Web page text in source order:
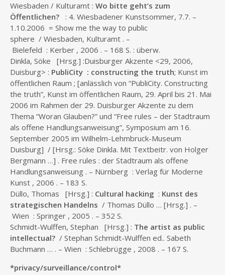
Wiesbaden / Kulturamt : Wo bitte geht’s zum
Öffentlichen? : 4. Wiesbadener Kunstsommer, 7.7. –
1.10.2006 = Show me the way to public
sphere / Wiesbaden, Kulturamt . –
Bielefeld : Kerber , 2006 . – 168 S. : überw.
Dinkla, Söke [Hrsg.] :Duisburger Akzente <29, 2006,
Duisburg> : PubliCity : constructing the truth; Kunst im
öffentlichen Raum ; [anlässlich von “PubliCity. Constructing
the truth”, Kunst im öffentlichen Raum, 29. April bis 21. Mai
2006 im Rahmen der 29. Duisburger Akzente zu dem
Thema “Woran Glauben?” und “Free rules – der Stadtraum
als offene Handlungsanweisung”, Symposium am 16.
September 2005 im Wilhelm-Lehmbruck-Museum
Duisburg] / [Hrsg.: Söke Dinkla. Mit Textbeitr. von Holger
Bergmann …] . Free rules : der Stadtraum als offene
Handlungsanweisung . – Nürnberg : Verlag für Moderne
Kunst , 2006 . – 183 S.
Düllo, Thomas [Hrsg.] : Cultural hacking : Kunst des
strategischen Handelns / Thomas Düllo … [Hrsg.] . –
Wien : Springer , 2005 . – 352 S.
Schmidt-Wulffen, Stephan [Hrsg.] : The artist as public
intellectual? / Stephan Schmidt-Wulffen ed.. Sabeth
Buchmann … . – Wien : Schlebrügge , 2008 . – 167 S.
*privacy/surveillance/control*